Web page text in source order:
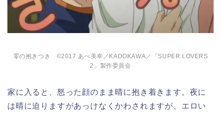
零の抱きつき ©2017 あべ美幸／KADOKAWA／「SUPER LOVERS
2」製作委員会
家に入ると、怒った顔のまま晴に抱き着きます。夜に
は晴に迫りますがあっけなくかわされますが、エロい